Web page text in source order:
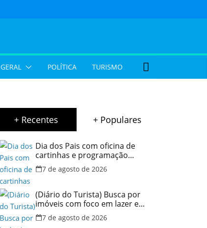
GERAL POLÍTICA TURISMO
+ Recentes + Populares
Dia dos Pais com oficina de
cartinhas e programação
musical gratuita em Aparecida
de Goiânia
7 de agosto de 2026
(Diário do Turista) Busca por
imóveis com foco em lazer e
locação por temporada cresce
no Brasil
7 de agosto de 2026